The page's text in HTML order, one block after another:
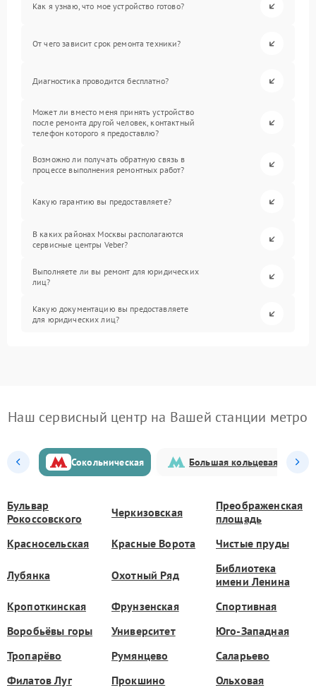
Как я узнаю, что мое устройство готово?
От чего зависит срок ремонта техники?
Диагностика проводится бесплатно?
Может ли вместо меня принять устройство
после ремонта другой человек, контактный
телефон которого я предоставлю?
Возможно ли получать обратную связь в
процессе выполнения ремонтных работ?
Какую гарантию вы предоставляете?
В каких районах Москвы располагаются
сервисные центры Veber?
Выполняете ли вы ремонт для юридических
лиц?
Какую документацию вы предоставляете
для юридических лиц?
Наш сервисный центр на Вашей станции метро
Сокольническая Большая кольцевая
Бульвар
Рокоссовского
Черкизовская
Преображенская
площадь
Красносельская
Красные Ворота Чистые пруды
Лубянка Охотный Ряд
Библиотека
имени Ленина
Кропоткинская
Фрунзенская
Спортивная
Воробьёвы горы
Университет
Юго-Западная
Тропарёво
Румянцево
Саларьево
Филатов Луг
Прокшино Ольховая